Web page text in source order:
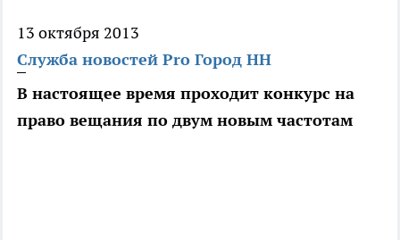
13 октября 2013
Служба новостей Pro Город НН
В настоящее время проходит конкурс на
право вещания по двум новым частотам